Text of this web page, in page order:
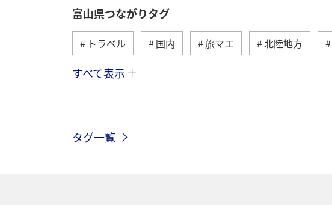
富山県つながりタグ
トラベル 国内 旅マエ 北陸地方
自然・植物
すべて表示
タグ一覧